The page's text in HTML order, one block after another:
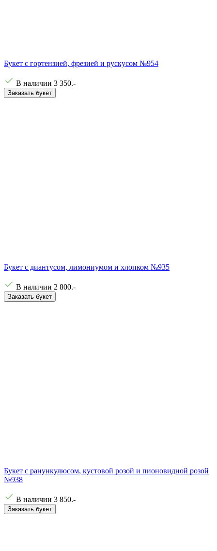
Букет с гортензией, фрезией и рускусом №954
В наличии 3 350.-
Заказать букет
Букет с диантусом, лимониумом и хлопком №935
В наличии 2 800.-
Заказать букет
Букет с ранункулюсом, кустовой розой и пионовидной розой
№938
В наличии 3 850.-
Заказать букет